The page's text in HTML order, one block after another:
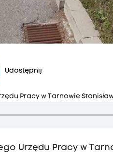
Udostępnij
Pracy w Tarnowie
Urzędu Pracy w